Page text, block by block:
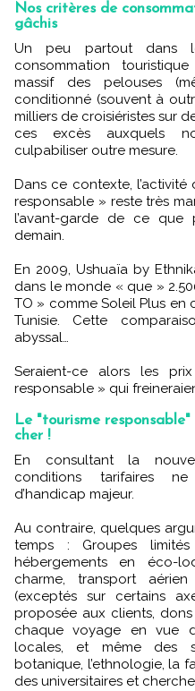
Nos critères de
gâchis
Un peu partout dans le monde, les critères de
consommation
massif des pelouses
conditionné (souvent à
milliers de croisiéristes sur
ces excès auxquels
culpabiliser outre mesure.
Dans ce contexte,
responsable » reste très
l’avant-garde de ce
demain.
En 2009, Ushuaïa by
dans le monde « que »
TO » comme Soleil Plus en
Tunisie. Cette
abyssal…
Seraient-ce alors les
responsable » qui
Le "tourisme
cher !
En consultant la nouvelle brochure Ushuaïa, les
conditions tarifaires
d’handicap majeur.
Au contraire, quelques
temps : Groupes
hébergements en éco-
charme, transport
(exceptés sur certains
proposée aux clients,
chaque voyage en vue
locales, et même des
botanique, l’ethnologie, la
des universitaires et